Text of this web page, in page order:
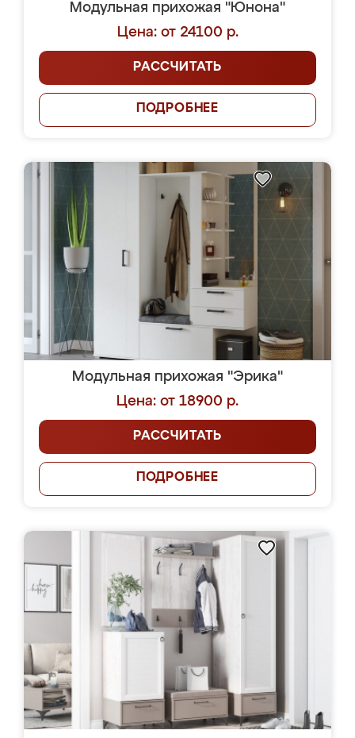
Модульная прихожая "Юнона"
Цена: от 24100 р.
РАССЧИТАТЬ
ПОДРОБНЕЕ
Модульная прихожая "Эрика"
Цена: от 18900 р.
РАССЧИТАТЬ
ПОДРОБНЕЕ